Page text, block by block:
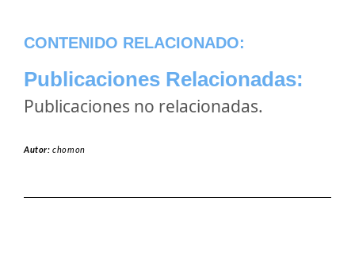
CONTENIDO RELACIONADO:
Publicaciones Relacionadas:
Publicaciones no relacionadas.
Autor:chomon